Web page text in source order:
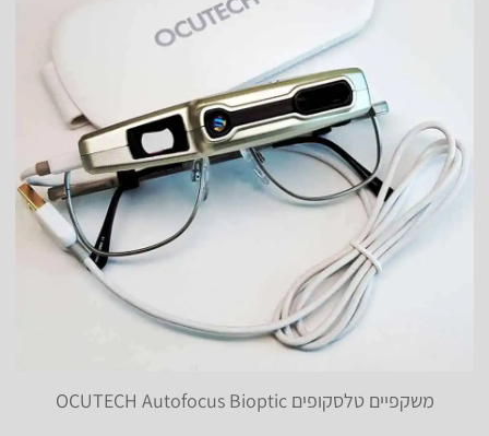
משקפיים טלסקופים OCUTECH Autofocus Bioptic